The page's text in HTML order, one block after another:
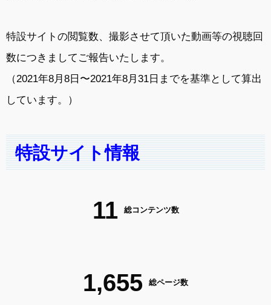
特設サイトの閲覧数、撮影させて頂いた動画等の視聴回
数につきましてご報告いたします。
（2021年8月8日〜2021年8月31日までを基準として算出
しています。）
特設サイト情報
11 総コンテンツ数
1,655 総ページ数